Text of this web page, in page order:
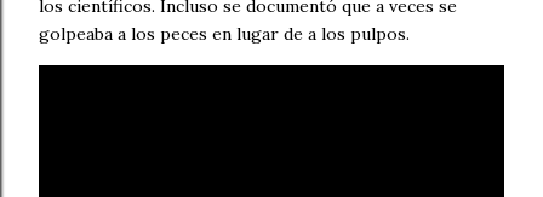
los científicos. Incluso se documentó que a veces se
golpeaba a los peces en lugar de a los pulpos.